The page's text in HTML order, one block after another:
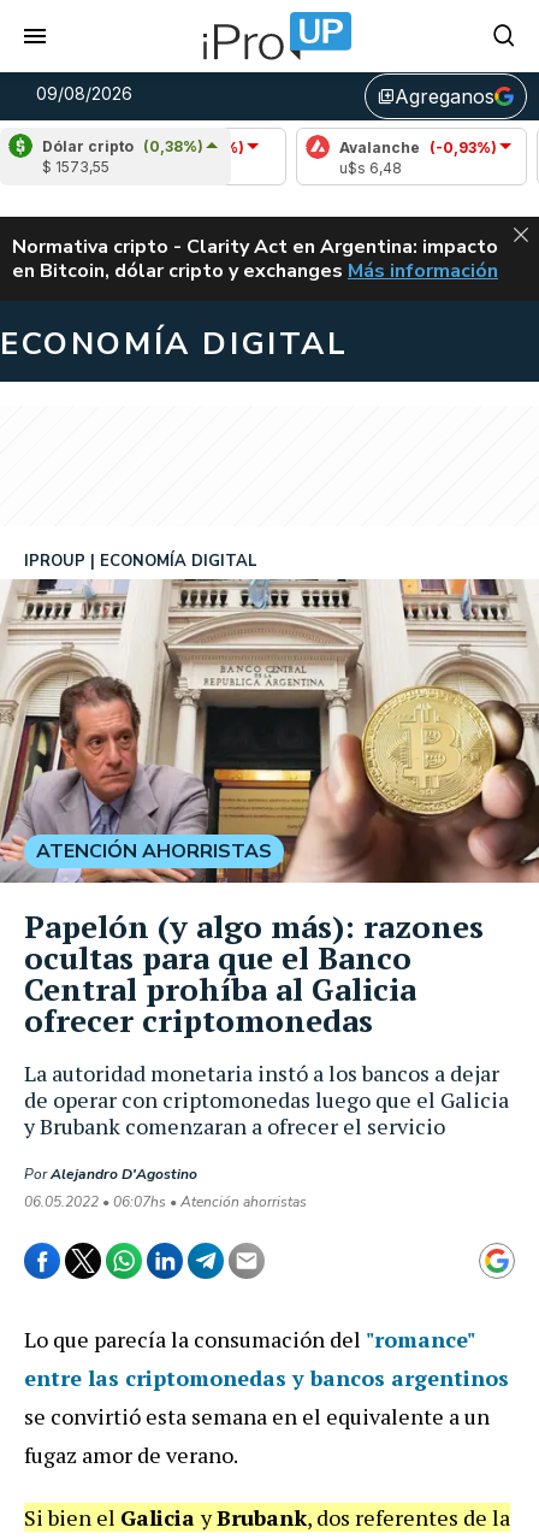
09/08/2026 library_addAgreganos
Dólar cripto (0,38%)
$ 1573,55
Cardano
(-0,02%)
u$s 0,20
Avalanche (-0,93%)
ALERTA
Normativa cripto - Clarity Act en Argentina: impacto
en Bitcoin, dólar cripto y exchanges CLARITY ACT EN
Más información
ECONOMÍA DIGITAL
La autoridad monetaria instó a los bancos a dejar
de operar con criptomonedas luego que el Galicia
y Brubank comenzaran a ofrecer el servicio
IPROUP ECONOMÍA DIGITAL
PorAlejandro D'Agostino
06.05.2022 • 06:07hs • Atención ahorristas
ATENCIÓN AHORRISTAS
Papelón (y algo más): razones
ocultas para que el Banco
Central prohíba al Galicia
ofrecer criptomonedas
Lo que parecía la consumación del "romance"
entre las criptomonedas y bancos argentinos
se convirtió esta semana en el equivalente a un
fugaz amor de verano.
Si bien el GaliciayBrubank, dos referentes de la